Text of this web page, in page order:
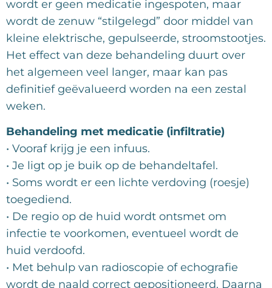
wordt er geen medicatie ingespoten, maar
wordt de zenuw “stilgelegd” door middel van
kleine elektrische, gepulseerde, stroomstootjes.
Het effect van deze behandeling duurt over
het algemeen veel langer, maar kan pas
definitief geëvalueerd worden na een zestal
weken.
Behandeling met medicatie (infiltratie)
• Vooraf krijg je een infuus.
• Je ligt op je buik op de behandeltafel.
• Soms wordt er een lichte verdoving (roesje)
toegediend.
• De regio op de huid wordt ontsmet om
infectie te voorkomen, eventueel wordt de
huid verdoofd.
• Met behulp van radioscopie of echografie
wordt de naald correct gepositioneerd. Daarna